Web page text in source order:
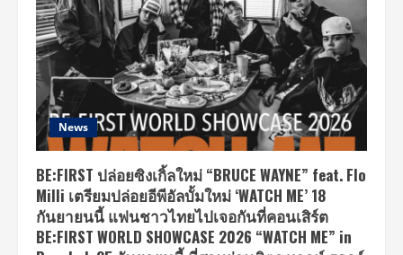
News
BE:FIRST ปล่อยซิงเกิ้ลใหม่ “BRUCE WAYNE” feat. Flo
Milli เตรียมปล่อยอีพีอัลบั้มใหม่ ‘WATCH ME’ 18
กันยายนนี้ แฟนชาวไทยไปเจอกันที่คอนเสิร์ต
BE:FIRST WORLD SHOWCASE 2026 “WATCH ME” in